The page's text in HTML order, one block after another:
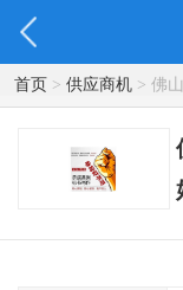
首页> 供应商机> 佛